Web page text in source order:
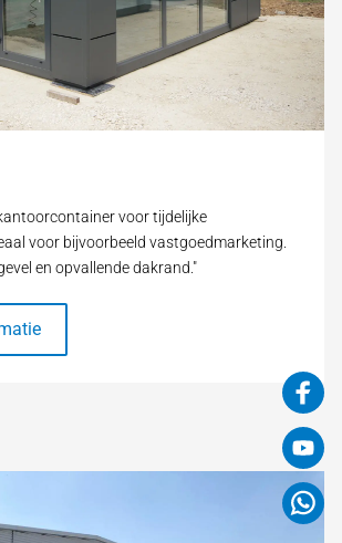
voor tijdelijke
voor bijvoorbeeld vastgoedmarketing.
en opvallende dakrand."